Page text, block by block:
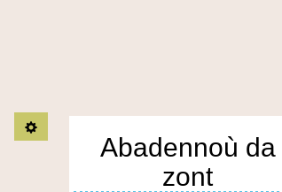
TPL_C3RB_RGAA_ARTICLE_OUTIL_OPEN
Abadennoù da
zont